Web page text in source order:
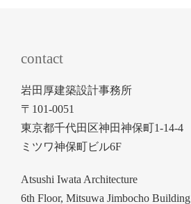
contact
岩田厚建築設計事務所
〒101-0051
東京都千代田区神田神保町1-14-4
ミツワ神保町ビル6F
Atsushi Iwata Architecture
6th Floor, Mitsuwa Jimbocho Building